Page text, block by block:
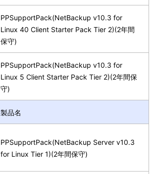
PPSupportPack(NetBackup v10.3 for
Linux 40 Client Starter Pack Tier 2)(2年間
保守)
PPSupportPack(NetBackup v10.3 for
Linux 5 Client Starter Pack Tier 2)(2年間保
守)
製品名
PPSupportPack(NetBackup Server v10.3
for Linux Tier 1)(2年間保守)